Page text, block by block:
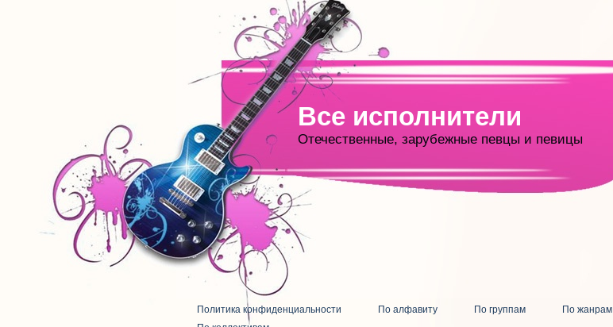
Все исполнители
Отечественные, зарубежные певцы и певицы
Политика конфиденциальности По алфавиту По группам По жанрам